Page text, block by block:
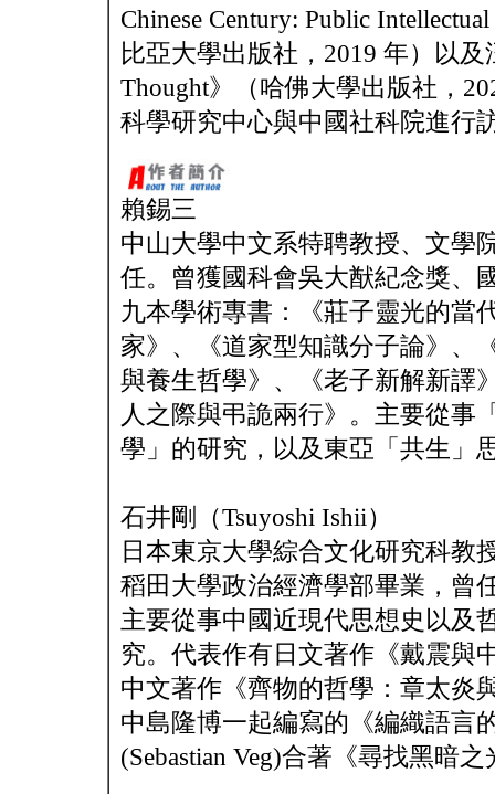
Chinese Century: Public
比亞大學出版社，2019 年）以及
Thought》（哈佛大學出版社，
科學研究中心與中國社科院進行
賴錫三
中山大學中文系特聘教授、文學
任。曾獲國科會吳大猷紀念獎、
九本學術專書：《莊子靈光的當
家》、《道家型知識分子論》、
與養生哲學》、《老子新解新譯
人之際與弔詭兩行》。主要從事
學」的研究，以及東亞「共生」
石井剛（Tsuyoshi Ishii）
日本東京大學綜合文化研究科教
稻田大學政治經濟學部畢業，曾
主要從事中國近現代思想史以及
究。代表作有日文著作《戴震與
中文著作《齊物的哲學：章太炎
中島隆博一起編寫的《編織語言
(Sebastian Veg)合著《尋找黑暗